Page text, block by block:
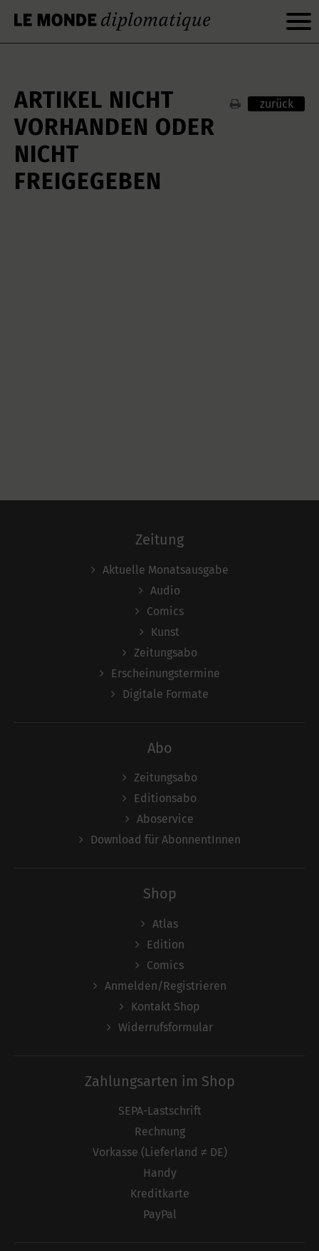
ARTIKEL NICHT
VORHANDEN ODER
NICHT
FREIGEGEBEN
zurück
Zeitung
Aktuelle Monatsausgabe
Audio
Comics
Kunst
Zeitungsabo
Erscheinungstermine
Digitale Formate
Abo
Zeitungsabo
Editionsabo
Aboservice
Download für AbonnentInnen
Shop
Atlas
Edition
Comics
Anmelden/Registrieren
Kontakt Shop
Widerrufsformular
Zahlungsarten im Shop
SEPA-Lastschrift
Rechnung
Vorkasse (Lieferland ≠ DE)
Handy
Kreditkarte
PayPal